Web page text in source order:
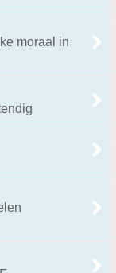
moraal in